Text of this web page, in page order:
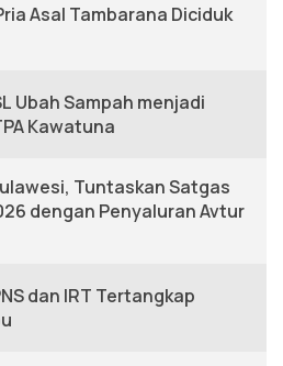
Asal Tambarana Diciduk
Ubah Sampah menjadi
Kawatuna
Tuntaskan Satgas
dengan Penyaluran Avtur
dan IRT Tertangkap